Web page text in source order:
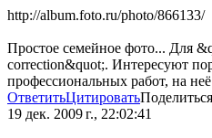
http://album.foto.ru/photo/866133/
Простое семейное фото... Для
correction&quot;. Интересуют
профессиональных работ, на
ОтветитьЦитироватьПоделиться
19 дек. 2009 г., 22:02:41